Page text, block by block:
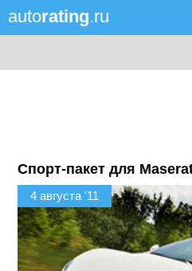
autorating.ru
Спорт-пакет для
4 августа '11